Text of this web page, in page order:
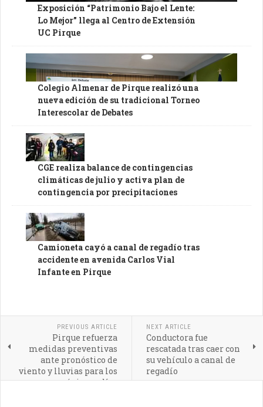
Exposición “Patrimonio Bajo el Lente:
Lo Mejor” llega al Centro de Extensión
UC Pirque
Colegio Almenar de Pirque realizó una
nueva edición de su tradicional Torneo
Interescolar de Debates
CGE realiza balance de contingencias
climáticas de julio y activa plan de
contingencia por precipitaciones
Camioneta cayó a canal de regadío tras
accidente en avenida Carlos Vial
Infante en Pirque
PREVIOUS ARTICLE
Pirque refuerza
medidas preventivas
ante pronóstico de
viento y lluvias para los
próximos días
NEXT ARTICLE
Conductora fue
rescatada tras caer con
su vehículo a canal de
regadío